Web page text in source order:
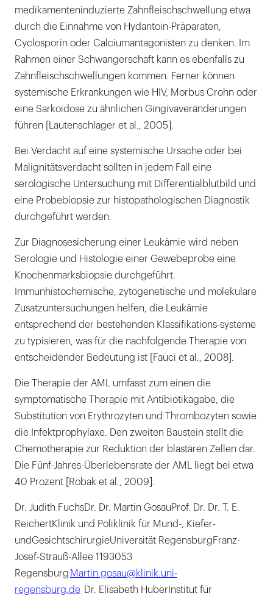
medikamenteninduzierte Zahnfleischschwellung etwa
durch die Einnahme von Hydantoin-Präparaten,
Cyclosporin oder Calciumantagonisten zu denken. Im
Rahmen einer Schwangerschaft kann es ebenfalls zu
Zahnfleischschwellungen kommen. Ferner können
systemische Erkrankungen wie HIV, Morbus Crohn oder
eine Sarkoidose zu ähnlichen Gingivaveränderungen
führen [Lautenschlager et al., 2005].
Bei Verdacht auf eine systemische Ursache oder bei
Malignitätsverdacht sollten in jedem Fall eine
serologische Untersuchung mit Differentialblutbild und
eine Probebiopsie zur histopathologischen Diagnostik
durchgeführt werden.
Zur Diagnosesicherung einer Leukämie wird neben
Serologie und Histologie einer Gewebeprobe eine
Knochenmarksbiopsie durchgeführt.
Immunhistochemische, zytogenetische und molekulare
Zusatzuntersuchungen helfen, die Leukämie
entsprechend der bestehenden Klassifikations-systeme
zu typisieren, was für die nachfolgende Therapie von
entscheidender Bedeutung ist [Fauci et al., 2008].
Die Therapie der AML umfasst zum einen die
symptomatische Therapie mit Antibiotikagabe, die
Substitution von Erythrozyten und Thrombozyten sowie
die Infektprophylaxe. Den zweiten Baustein stellt die
Chemotherapie zur Reduktion der blastären Zellen dar.
Die Fünf-Jahres-Überlebensrate der AML liegt bei etwa
40 Prozent [Robak et al., 2009].
Dr. Judith FuchsDr. Dr. Martin GosauProf. Dr. Dr. T. E.
ReichertKlinik und Poliklinik für Mund-, Kiefer-
undGesichtschirurgieUniversität RegensburgFranz-
Josef-Strauß-Allee 1193053
Regensburg Martin.gosau@klinik.uni-
regensburg.de
Dr. Elisabeth HuberInstitut für